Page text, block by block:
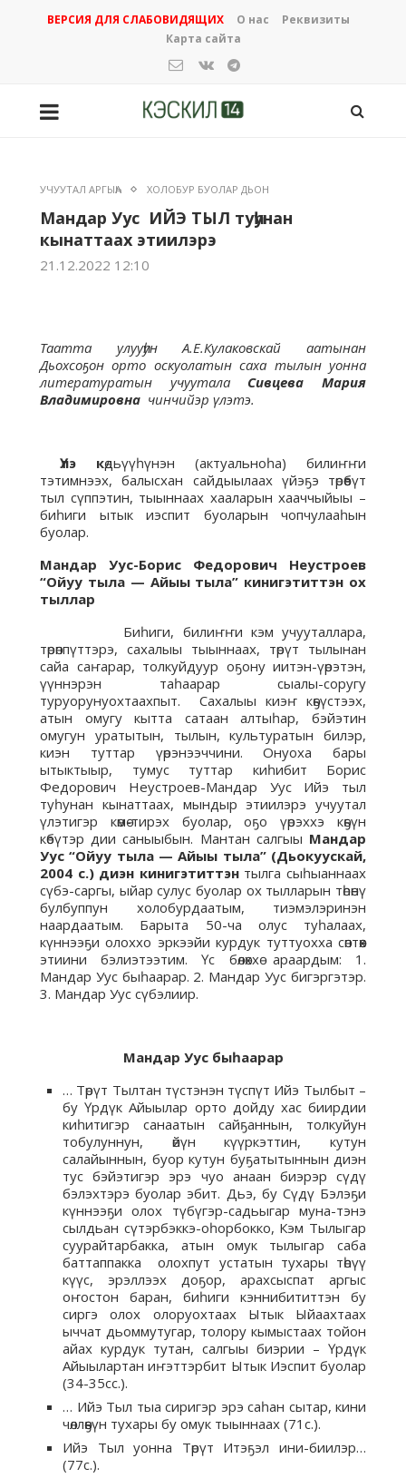
ВЕРСИЯ ДЛЯ СЛАБОВИДЯЩИХ О нас
Реквизиты
Карта сайта
УЧУУТАЛ АРГЫҺА ХОЛОБУР БУОЛАР ДЬОН
Мандар Уус ИЙЭ ТЫЛ туһунан
кынаттаах этиилэрэ
21.12.2022 12:10
Таатта улууһун А.Е.Кулаковскай аатынан
Дьохсоҕон орто оскуолатын саха тылын уонна
литературатын учуутала Сивцева Мария
Владимировна чинчийэр үлэтэ.
Үлэ көдьүүһүнэн (актуальноһа) билиҥҥи
тэтимнээх, балысхан сайдыылаах үйэҕэ төрөөбүт
тыл сүппэтин, тыыннаах хааларын хааччыйыы –
биһиги ытык иэспит буоларын чопчулааһын
буолар.
Мандар Уус-Борис Федорович Неустроев
“Ойуу тыла — Айыы тыла” кинигэтиттэн ох
тыллар
Биһиги, билиҥҥи кэм учууталлара,
төрөппүттэрэ, сахалыы тыыннаах, төрүт тылынан
сайа саҥарар, толкуйдуур оҕону иитэн-үөрэтэн,
үүннэрэн таһаарар сыалы-соругу
туруорунуохтаахпыт. Сахалыы киэҥ көҕүстээх,
атын омугу кытта сатаан алтыһар, бэйэтин
омугун уратытын, тылын, культуратын билэр,
киэн туттар үөрэнээччини. Онуоха бары
ытыктыыр, тумус туттар киһибит Борис
Федорович Неустроев-Мандар Уус Ийэ тыл
туһунан кынаттаах, мындыр этиилэрэ учуутал
үлэтигэр көмө-тирэх буолар, оҕо үөрэххэ көҕүн
көбүтэр дии саныыбын. Мантан салгыы Мандар
Уус “Ойуу тыла — Айыы тыла” (Дьокуускай,
2004 с.) диэн кинигэтиттэнтылга сыһыаннаах
сүбэ-саргы, ыйар сулус буолар ох тылларын төһөнү
булбуппун холобурдаатым, тиэмэлэринэн
наардаатым. Барыта 50-ча олус туһалаах,
күннээҕи олоххо эркээйи курдук туттуохха сөптөөх
этиини бэлиэтээтим. Үс бөлөххө араардым: 1.
Мандар Уус быһаарар. 2. Мандар Уус бигэргэтэр.
3. Мандар Уус сүбэлиир.
Мандар Уус быһаарар
… Төрүт Тылтан түстэнэн түспүт Ийэ Тылбыт –
бу Үрдүк Айыылар орто дойду хас биирдии
киһитигэр санаатын сайҕаннын, толкуйун
тобулуннун, өйүн күүркэттин, кутун
салайыннын, буор кутун буҕатытыннын диэн
тус бэйэтигэр эрэ чуо анаан биэрэр сүдү
бэлэхтэрэ буолар эбит. Дьэ, бу Сүдү Бэлэҕи
күннээҕи олох түбүгэр-садьыгар муна-тэнэ
сылдьан сүтэрбэккэ-оһорбокко, Кэм Тылыгар
суурайтарбакка, атын омук тылыгар саба
баттаппакка олохпут устатын тухары төһүү
күүс, эрэллээх доҕор, арахсыспат аргыс
оҥостон баран, биһиги кэннибититтэн бу
сиргэ олох олоруохтаах Ытык Ыйаахтаах
ыччат дьоммутугар, толору кымыстаах тойон
айах курдук тутан, салгыы биэрии – Үрдүк
Айыылартан иҥэттэрбит Ытык Иэспит буолар
(34-35сс.).
… Ийэ Тыл тыа сиригэр эрэ саһан сытар, кини
чөллөөҕүн тухары бу омук тыыннаах (71с.).
Ийэ Тыл уонна Төрүт Итэҕэл ини-биилэр…
(77с.).